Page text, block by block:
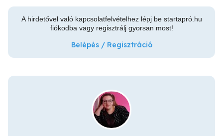
A hirdetővel való kapcsolatfelvételhez lépj be startapró.hu
fiókodba vagy regisztrálj gyorsan most!
Belépés / Regisztráció